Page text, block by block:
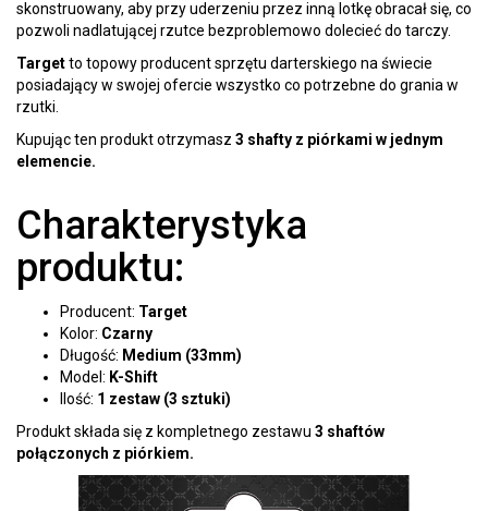
skonstruowany, aby przy uderzeniu przez inną lotkę obracał się, co
pozwoli nadlatującej rzutce bezproblemowo dolecieć do tarczy.
Targetto topowy producent sprzętu darterskiego na świecie
posiadający w swojej ofercie wszystko co potrzebne do grania w
rzutki.
Kupując ten produkt otrzymasz 3 shafty z piórkami w jednym
elemencie.
Charakterystyka
produktu:
Producent: Target
Kolor: Czarny
Długość: Medium (33mm)
Model: K-Shift
Ilość: 1 zestaw (3 sztuki)
Produkt składa się z kompletnego zestawu 3 shaftów
połączonych z piórkiem.